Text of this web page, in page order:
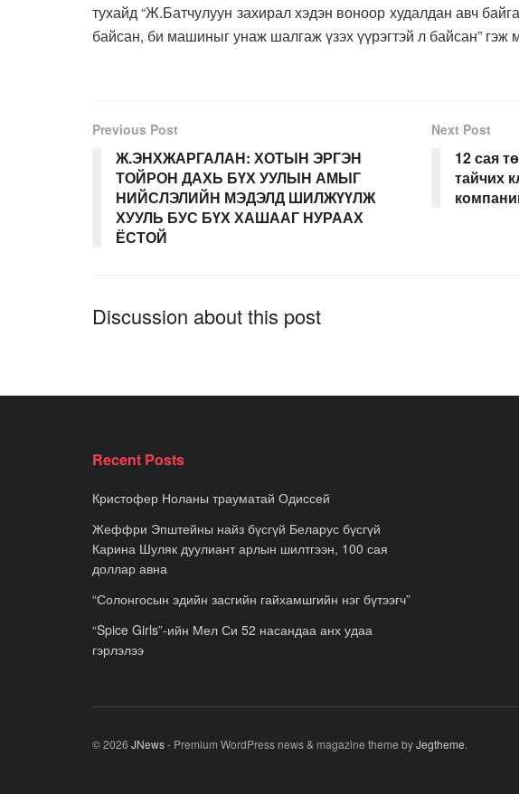
тухайд “Ж.Батчулуун захирал хэдэн воноор худалдан авч
байсан, би машиныг унаж шалгаж үзэх үүрэгтэй л байсан” гэж
Previous Post
Ж.ЭНХЖАРГАЛАН: ХОТЫН ЭРГЭН
ТОЙРОН ДАХЬ БҮХ УУЛЫН АМЫГ
НИЙСЛЭЛИЙН МЭДЭЛД ШИЛЖҮҮЛЖ
ХУУЛЬ БУС БҮХ ХАШААГ НУРААХ
ЁСТОЙ
Next Post
12 сая
тайчих
Discussion about this post
Recent Posts
Кристофер Ноланы трауматай Одиссей
Жеффри Эпштейны найз бүсгүй Беларус бүсгүй
Карина Шуляк дуулиант арлын шилтгээн, 100 сая
доллар авна
“Солонгосын эдийн засгийн гайхамшгийн нэг бүтээгч”
“Spice Girls”-ийн Мел Си 52 насандаа анх удаа
гэрлэлээ
© 2026 JNews- Premium WordPress news & magazine theme byJegtheme.